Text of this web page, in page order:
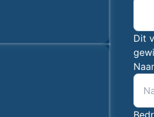
Gegevens
Dit